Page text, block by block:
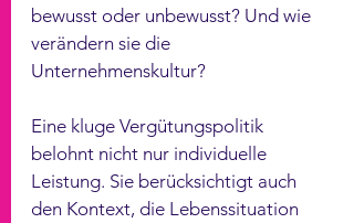
bewusst oder unbewusst? Und wie
verändern sie die
Unternehmenskultur?
Eine kluge Vergütungspolitik
belohnt nicht nur individuelle
Leistung. Sie berücksichtigt auch
den Kontext, die Lebenssituation